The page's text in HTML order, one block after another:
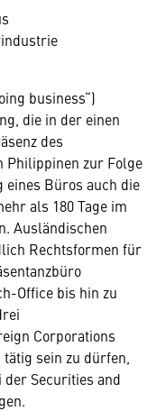
business“)
die in der einen
des
Philippinen zur Folge
eines Büros auch die
als 180 Tage im
Ausländischen
Rechtsformen für
Office bis hin zu
Corporations
sein zu dürfen,
der Securities and